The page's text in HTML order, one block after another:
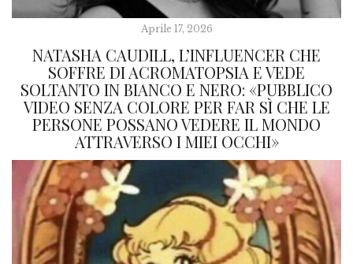
Aprile 17, 2026
NATASHA CAUDILL, L’INFLUENCER CHE
SOFFRE DI ACROMATOPSIA E VEDE
SOLTANTO IN BIANCO E NERO: «PUBBLICO
VIDEO SENZA COLORE PER FAR SÌ CHE LE
PERSONE POSSANO VEDERE IL MONDO
ATTRAVERSO I MIEI OCCHI»